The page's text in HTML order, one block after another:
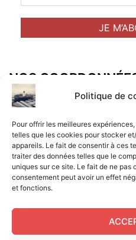
Politique de
Pour offrir les meilleures
telles que les cookies pour stocker
appareils. Le fait de consentir à ces
traiter des données telles que le
uniques sur ce site. Le fait de ne pas
consentement peut avoir un effet
et fonctions.
NOS
Adresse postal :
ALCF
34 Rue René Brunen
33950 LEGE CAP-FERRET
Mail :
contact@aperitif-litteraire-